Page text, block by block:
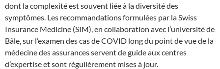
dont la complexité est souvent liée à la diversité des
symptômes. Les recommandations formulées par la Swiss
Insurance Medicine (SIM), en collaboration avec l’université de
Bâle, sur l’examen des cas de COVID long du point de vue de la
médecine des assurances servent de guide aux centres
d’expertise et sont régulièrement mises à jour.